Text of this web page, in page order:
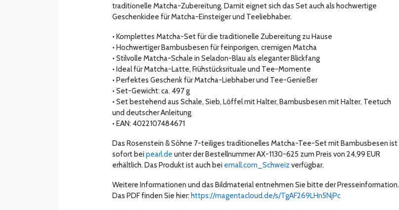
traditionelle Matcha-Zubereitung. Damit eignet sich das Set auch als hochwertige
Geschenkidee für Matcha-Einsteiger und Teeliebhaber.
• Komplettes Matcha-Set für die traditionelle Zubereitung zu Hause
• Hochwertiger Bambusbesen für feinporigen, cremigen Matcha
• Stilvolle Matcha-Schale in Seladon-Blau als eleganter Blickfang
• Ideal für Matcha-Latte, Frühstücksrituale und Tee-Momente
• Perfektes Geschenk für Matcha-Liebhaber und Tee-Genießer
• Set-Gewicht: ca. 497 g
• Set bestehend aus Schale, Sieb, Löffel mit Halter, Bambusbesen mit Halter, Teetuch
und deutscher Anleitung
• EAN: 4022107484671
Das Rosenstein & Söhne 7-teiliges traditionelles Matcha-Tee-Set mit Bambusbesen ist
sofort bei pearl.de unter der Bestellnummer AX-1130-625 zum Preis von 24,99 EUR
erhältlich. Das Produkt ist auch bei emall.com_Schweiz verfügbar.
Weitere Informationen und das Bildmaterial entnehmen Sie bitte der Presseinformation.
Das PDF finden Sie hier: https://magentacloud.de/s/TgAF269LHn5NjPc